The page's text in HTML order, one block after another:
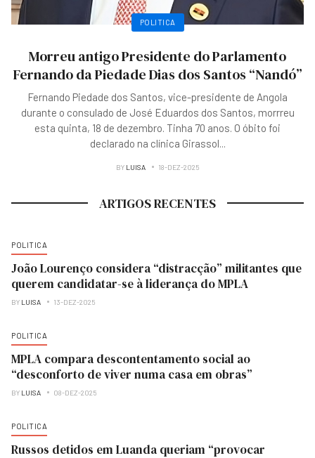
POLITICA
Morreu antigo Presidente do Parlamento
Fernando da Piedade Dias dos Santos “Nandó”
Fernando Piedade dos Santos, vice-presidente de Angola
durante o consulado de José Eduardos dos Santos, morrreu
esta quinta, 18 de dezembro. Tinha 70 anos. O óbito foi
declarado na clínica Girassol...
BY LUISA 18-DEZ-2025
ARTIGOS RECENTES
POLITICA
João Lourenço considera “distracção” militantes que
querem candidatar-se à liderança do MPLA
BY LUISA 13-DEZ-2025
POLITICA
MPLA compara descontentamento social ao
“desconforto de viver numa casa em obras”
BY LUISA 08-DEZ-2025
POLITICA
Russos detidos em Luanda queriam “provocar